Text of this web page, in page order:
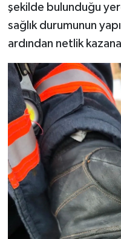
şekilde bulunduğu
sağlık durumunun
ardından netlik